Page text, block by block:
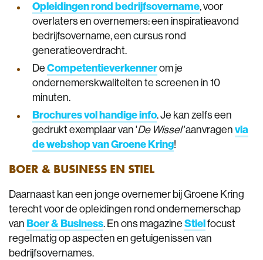
Opleidingen rond bedrijfsovername, voor
overlaters en overnemers: een inspiratieavond
bedrijfsovername, een cursus rond
generatieoverdracht.
DeCompetentieverkennerom je
ondernemerskwaliteiten te screenen in 10
minuten.
Brochures vol handige info. Je kan zelfs een
gedrukt exemplaar van 'De Wissel'aanvragenvia
de webshop van Groene Kring!
BOER & BUSINESS EN STIEL
Daarnaast kan een jonge overnemer bij Groene Kring
terecht voor de opleidingen rond ondernemerschap
vanBoer & Business. En ons magazineStielfocust
regelmatig op aspecten en getuigenissen van
bedrijfsovernames.